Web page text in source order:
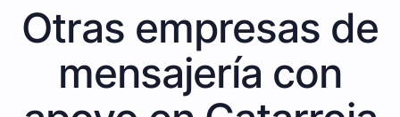
Otras empresas de
mensajería con